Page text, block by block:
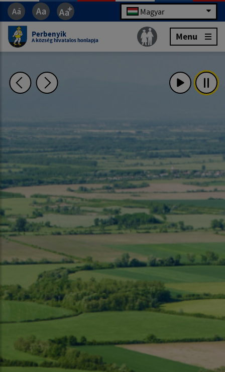
Magyar
Perbenyik
A község hivatalos honlapja Menu